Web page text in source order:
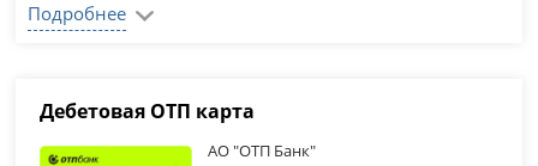
Подробнее
Дебетовая ОТП карта
АО "ОТП Банк"